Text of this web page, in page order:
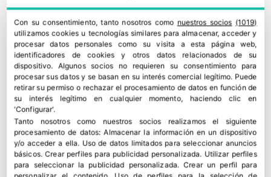
Con su consentimiento, tanto nosotros como nuestros socios (1019)
utilizamos cookies u tecnologías similares para almacenar, acceder y
procesar datos personales como su visita a esta página web,
identificadores de cookies y otros datos relacionados de su
dispositivo. Algunos socios no requieren su consentimiento para
procesar sus datos y se basan en su interés comercial legítimo. Puede
retirar su permiso o rechazar el procesamiento de datos en función de
su interés legítimo en cualquier momento, haciendo clic en
'Configurar'.
Tanto nosotros como nuestros socios realizamos el siguiente
procesamiento de datos:Almacenar la información en un dispositivo
y/o acceder a ella. Uso de datos limitados para seleccionar anuncios
básicos.Crear perfiles para publicidad personalizada. Utilizar perfiles
para seleccionar la publicidad personalizada.Crear un perfil para